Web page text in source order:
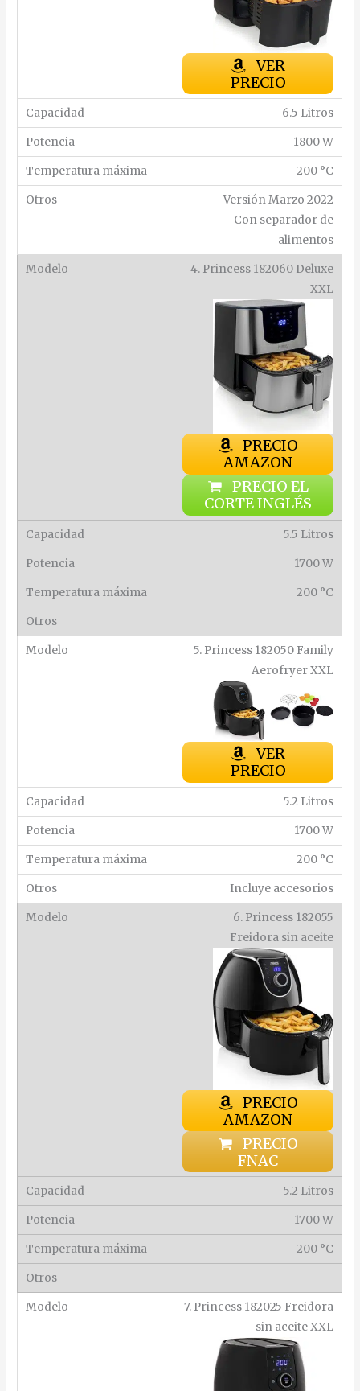
VER
PRECIO
6.5 Litros
1800 W
200 °C
Versión Marzo 2022
Con separador de
alimentos
4. Princess 182060 Deluxe
XXL
PRECIO
AMAZON
PRECIO EL
CORTE INGLÉS
5.5 Litros
1700 W
200 °C
5. Princess 182050 Family
Aerofryer XXL
VER
PRECIO
5.2 Litros
1700 W
200 °C
Incluye accesorios
6. Princess 182055
Freidora sin aceite
PRECIO
AMAZON
PRECIO
FNAC
5.2 Litros
1700 W
200 °C
7. Princess 182025 Freidora
sin aceite XXL